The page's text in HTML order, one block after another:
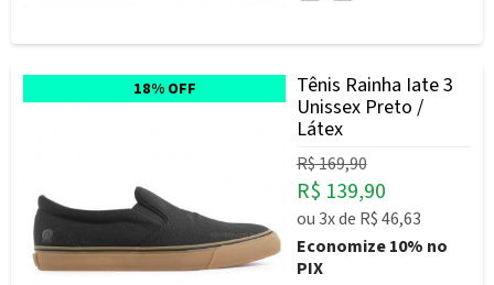
18% OFF
Tênis Rainha Iate 3
Unissex Preto /
Látex
R$ 169,90
R$ 139,90
ou3xde R$ 46,63
Economize10% no
PIX